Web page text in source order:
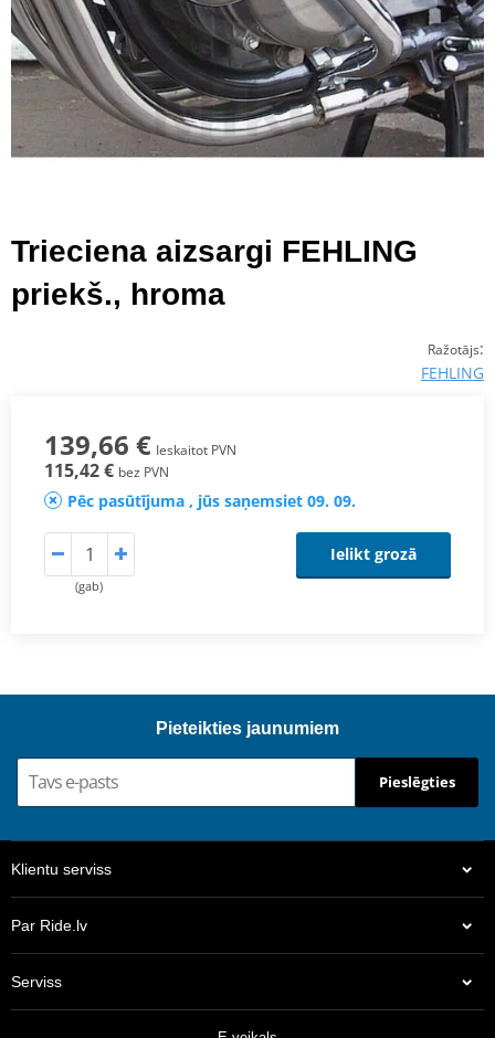
Trieciena aizsargi FEHLING
priekš., hroma
Ražotājs:
FEHLING
139,66 € Ieskaitot PVN
115,42 € bez PVN
Pēc pasūtījuma , jūs saņemsiet 09. 09.
(gab)
Ielikt grozā
Pieteikties jaunumiem
Pieslēgties
Klientu serviss
Par Ride.lv
Serviss